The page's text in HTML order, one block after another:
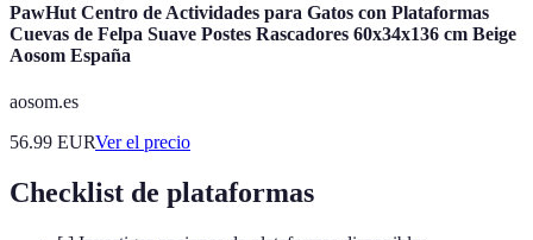
PawHut Centro de Actividades para Gatos con Plataformas
Cuevas de Felpa Suave Postes Rascadores 60x34x136 cm Beige
Aosom España
aosom.es
56.99 EURVer el precio
Checklist de plataformas